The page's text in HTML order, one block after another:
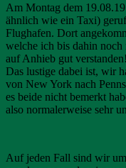
Am Montag dem
ähnlich wie ein Taxi)
Flughafen. Dort
welche ich bis dahin noch
auf Anhieb gut verstanden!
Das lustige dabei ist, wir
von New York nach
es beide nicht bemerkt
also normalerweise sehr
Auf jeden Fall sind wir